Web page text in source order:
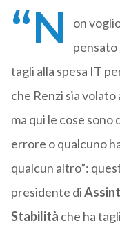
“N
on
pensato
tagli alla spesa IT
che Renzi sia
ma qui le cose
errore o qualcuno
qualcun altro”:
presidente di
Stabilità che ha